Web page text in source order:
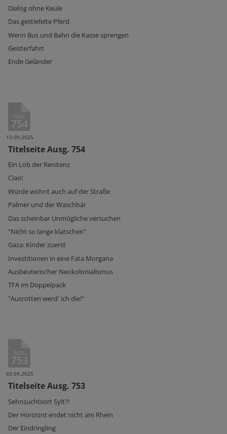
Dialog ohne Keule
Das gestiefelte Pferd
Wenn Bus und Bahn die Kasse sprengen
Geisterfahrt
Ende Geländer
Ausg.
754
10.09.2025
Titelseite Ausg. 754
Ein Lob der Renitenz
Ciao!
Würde wohnt auch auf der Straße
Palmer und der Waschbär
Das scheinbar Unmögliche versuchen
"Nicht so lange klatschen"
Gaza: Kinder zuerst
Investitionen in eine Fata Morgana
Ausbeuterischer Neokolonialismus
TFA im Doppelpack
"Ausrotten werd' ich die!"
Ausg.
753
03.09.2025
Titelseite Ausg. 753
Sehnsuchtsort Sylt?!
Der Horizont endet nicht am Rhein
Der Eindringling